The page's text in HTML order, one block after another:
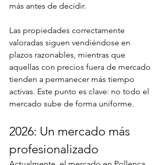
más antes de decidir.
Las propiedades correctamente
valoradas siguen vendiéndose en
plazos razonables, mientras que
aquellas con precios fuera de mercado
tienden a permanecer más tiempo
activas. Este punto es clave: no todo el
mercado sube de forma uniforme.
2026: Un mercado más
profesionalizado